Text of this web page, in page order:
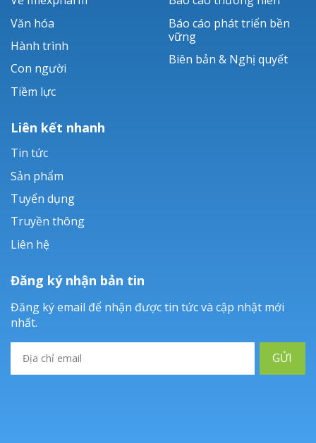
Văn hóa
Hành trình
Con người
Tiềm lực
Báo cáo phát triển bền
vững
Biên bản & Nghị quyết
Liên kết nhanh
Tin tức
Sản phẩm
Tuyển dụng
Truyền thông
Liên hệ
Đăng ký nhận bản tin
Đăng ký email để nhận được tin tức và cập nhật mới
nhất.
GỬI